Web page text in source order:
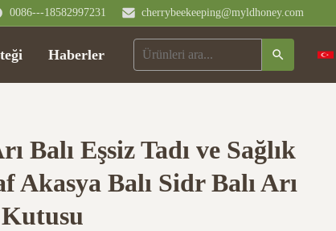
0086---18582997231 cherrybeekeeping@myldhoney.com
Haberler
Balı Eşsiz Tadı ve Sağlık
Akasya Balı Sidr Balı Arı